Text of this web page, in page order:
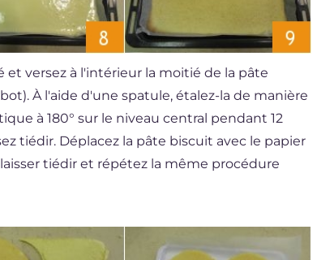
et versez à l'intérieur la moitié de la pâte
À l'aide d'une spatule, étalez-la de manière
à 180° sur le niveau central pendant 12
tiédir. Déplacez la pâte biscuit avec le papier
tiédir et répétez la même procédure